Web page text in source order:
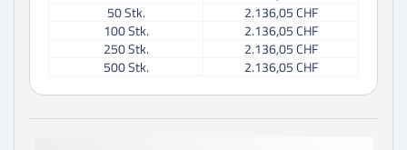
50Stk.
2.136,05 CHF
100Stk.
2.136,05 CHF
250Stk.
2.136,05 CHF
500Stk. 2.136,05 CHF